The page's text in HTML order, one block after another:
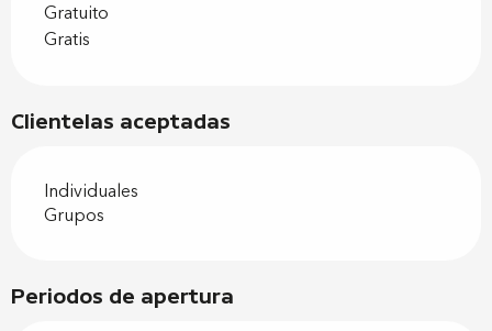
Gratuito
Gratis
Clientelas aceptadas
Individuales
Grupos
Periodos de apertura